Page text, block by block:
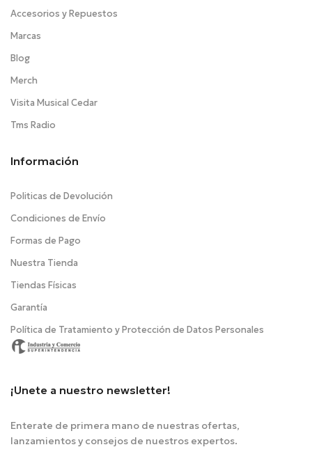
Accesorios y Repuestos
Marcas
Blog
Merch
Visita Musical Cedar
Tms Radio
Información
Politicas de Devolución
Condiciones de Envío
Formas de Pago
Nuestra Tienda
Tiendas Físicas
Garantía
Política de Tratamiento y Protección de Datos Personales
¡Unete a nuestro newsletter!
Enterate de primera mano de nuestras ofertas,
lanzamientos y consejos de nuestros expertos.